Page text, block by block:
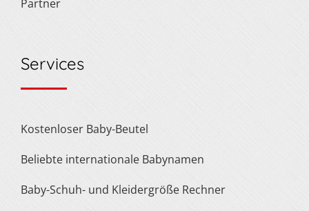
Partner
Services
Kostenloser Baby-Beutel
Beliebte internationale Babynamen
Baby-Schuh- und Kleidergröße Rechner